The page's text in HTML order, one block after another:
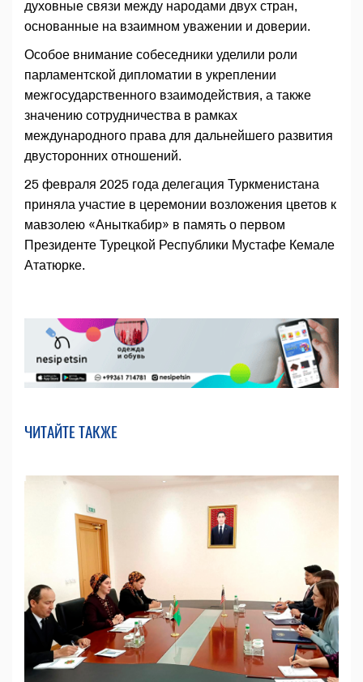
духовные связи между народами двух стран,
основанные на взаимном уважении и доверии.
Особое внимание собеседники уделили роли
парламентской дипломатии в укреплении
межгосударственного взаимодействия, а также
значению сотрудничества в рамках
международного права для дальнейшего развития
двусторонних отношений.
25 февраля 2025 года делегация Туркменистана
приняла участие в церемонии возложения цветов к
мавзолею «Аныткабир» в память о первом
Президенте Турецкой Республики Мустафе Кемале
Ататюрке.
ЧИТАЙТЕ ТАКЖЕ